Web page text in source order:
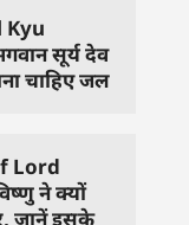
Kyu
सूर्य देव
चाहिए जल
Lord
ने क्यों
जानें इसके